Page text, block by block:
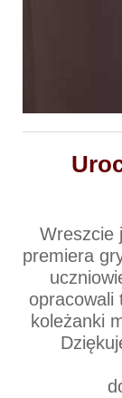
Wreszcie
premiera
opracowali
koleżanki